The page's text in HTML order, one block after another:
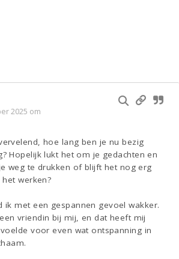
2025 om
hoe lang ben je nu bezig
Hopelijk lukt het om je gedachten en
weg te drukken of blijft het nog erg
werken?
ik met een gespannen gevoel wakker.
vriendin bij mij, en dat heeft mij
voor even wat ontspanning in